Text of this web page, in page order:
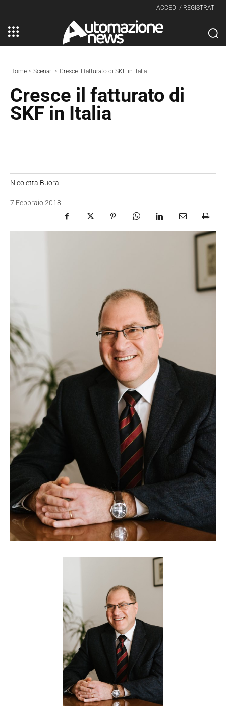
ACCEDI / REGISTRATI
Home Scenari Cresce il fatturato di SKF in Italia
Cresce il fatturato di
SKF in Italia
Nicoletta Buora
7 Febbraio 2018